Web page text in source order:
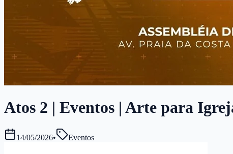
Atos 2 | Eventos | Arte para
14/05/2026• Eventos